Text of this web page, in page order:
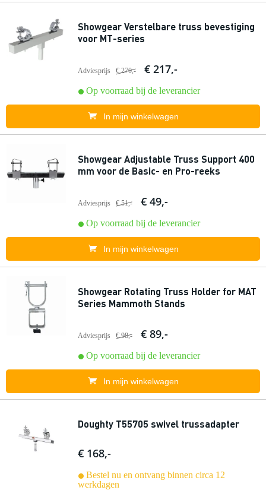
Showgear Verstelbare truss bevestiging
voor MT-series
Adviesprijs € 270,- € 217,-
Op voorraad bij de leverancier
In mijn winkelwagen
Showgear Adjustable Truss Support 400
mm voor de Basic- en Pro-reeks
Adviesprijs € 51,- € 49,-
Op voorraad bij de leverancier
In mijn winkelwagen
Showgear Rotating Truss Holder for MAT
Series Mammoth Stands
Adviesprijs € 98,- € 89,-
Op voorraad bij de leverancier
In mijn winkelwagen
Doughty T55705 swivel trussadapter
€ 168,-
Bestel nu en ontvang binnen circa 12
werkdagen